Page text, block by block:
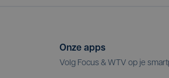
Onze apps
Volg Focus & WTV op je